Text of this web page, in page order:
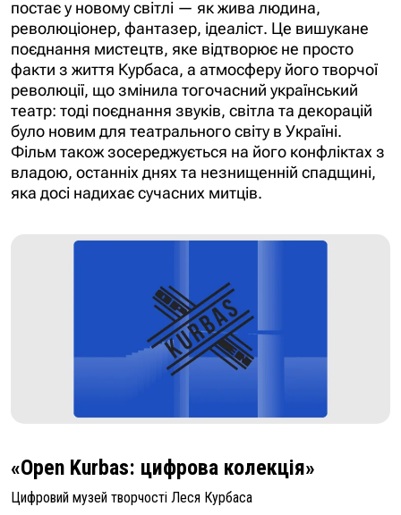
постає у новому світлі — як жива людина,
революціонер, фантазер, ідеаліст. Це вишукане
поєднання мистецтв, яке відтворює не просто
факти з життя Курбаса, а атмосферу його творчої
революції, що змінила тогочасний український
театр: тоді поєднання звуків, світла та декорацій
було новим для театрального світу в Україні.
Фільм також зосереджується на його конфліктах з
владою, останніх днях та незнищенній спадщині,
яка досі надихає сучасних митців.
«Open Kurbas: цифрова колекція»
Цифровий музей творчості Леся Курбаса